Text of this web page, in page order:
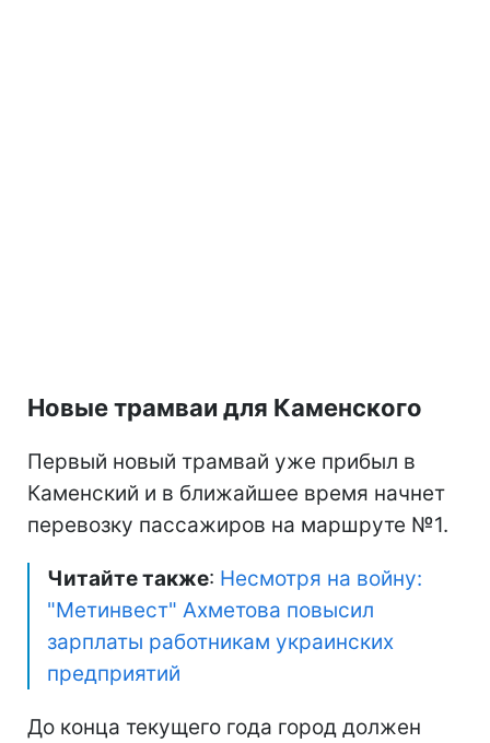
Новые трамваи для Каменского
Первый новый трамвай уже прибыл в
Каменский и в ближайшее время начнет
перевозку пассажиров на маршруте №1.
Читайте также: Несмотря на войну:
"Метинвест" Ахметова повысил
зарплаты работникам украинских
предприятий
До конца текущего года город должен